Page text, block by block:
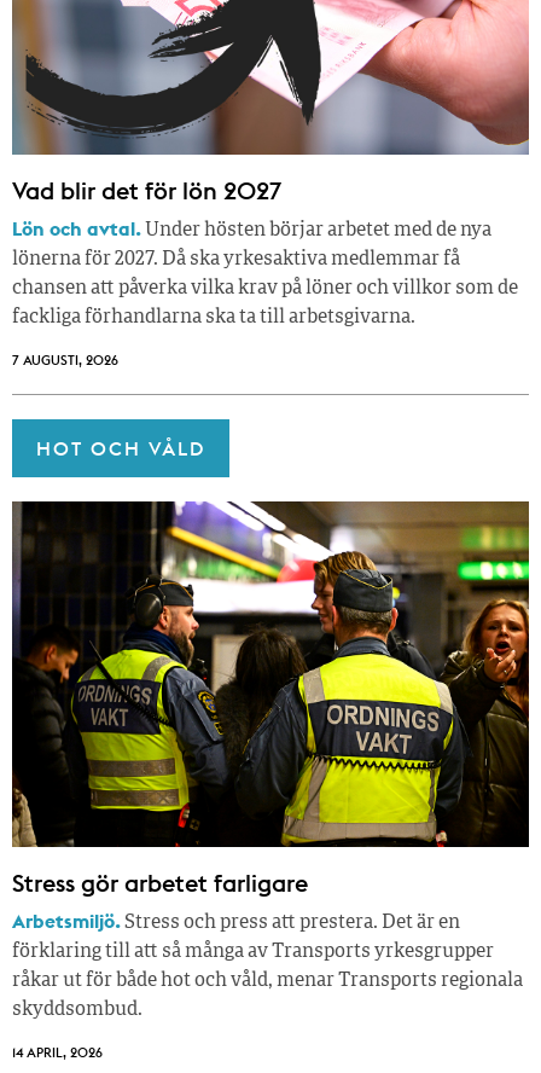
Vad blir det för lön 2027
Lön och avtal. Under hösten börjar arbetet med de nya
lönerna för 2027. Då ska yrkesaktiva medlemmar få
chansen att påverka vilka krav på löner och villkor som de
fackliga förhandlarna ska ta till arbetsgivarna.
7 AUGUSTI, 2026
HOT OCH VÅLD
Stress gör arbetet farligare
Arbetsmiljö.Stress och press att prestera. Det är en
förklaring till att så många av Transports yrkesgrupper
råkar ut för både hot och våld, menar Transports regionala
skyddsombud.
14 APRIL, 2026